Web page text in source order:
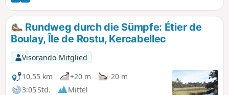
Rundweg durch die Sümpfe: Étier de
Boulay, Île de Rostu, Kercabellec
Visorando-Mitglied
10,55 km
+20 m
-20 m
3:05 Std.
Mittel